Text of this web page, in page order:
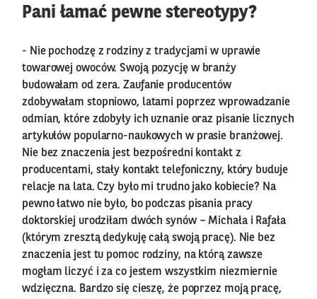
Pani łamać pewne stereotypy?
- Nie pochodzę z rodziny z tradycjami w uprawie
towarowej owoców. Swoją pozycję w branży
budowałam od zera. Zaufanie producentów
zdobywałam stopniowo, latami poprzez wprowadzanie
odmian, które zdobyły ich uznanie oraz pisanie licznych
artykułów popularno-naukowych w prasie branżowej.
Nie bez znaczenia jest bezpośredni kontakt z
producentami, stały kontakt telefoniczny, który buduje
relacje na lata. Czy było mi trudno jako kobiecie? Na
pewno łatwo nie było, bo podczas pisania pracy
doktorskiej urodziłam dwóch synów – Michała i Rafała
(którym zresztą dedykuję całą swoją pracę). Nie bez
znaczenia jest tu pomoc rodziny, na którą zawsze
mogłam liczyć i za co jestem wszystkim niezmiernie
wdzięczna. Bardzo się cieszę, że poprzez moją pracę,